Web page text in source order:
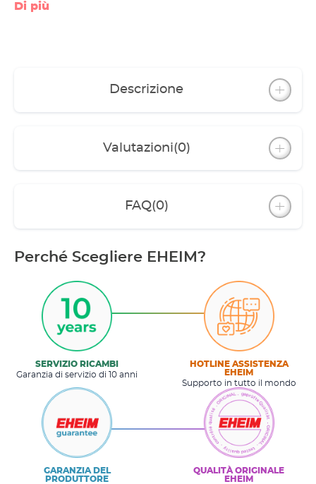
Di più
Descrizione
Valutazioni(0)
FAQ(0)
Perché Scegliere EHEIM?
SERVIZIO RICAMBI
Garanzia di servizio di 10 anni
HOTLINE ASSISTENZA
EHEIM
Supporto in tutto il mondo
GARANZIA DEL
PRODUTTORE
QUALITÀ ORIGINALE
EHEIM